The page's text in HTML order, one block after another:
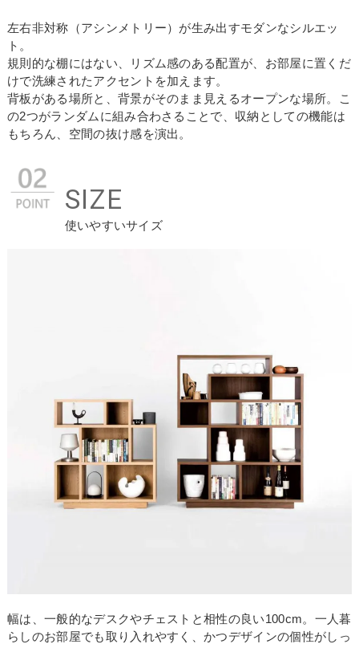
左右非対称（アシンメトリー）が生み出すモダンなシルエッ
ト。
規則的な棚にはない、リズム感のある配置が、お部屋に置くだ
けで洗練されたアクセントを加えます。
背板がある場所と、背景がそのまま見えるオープンな場所。こ
の2つがランダムに組み合わさることで、収納としての機能は
もちろん、空間の抜け感を演出。
SIZE
使いやすいサイズ
幅は、一般的なデスクやチェストと相性の良い100cm。一人暮
らしのお部屋でも取り入れやすく、かつデザインの個性がしっ